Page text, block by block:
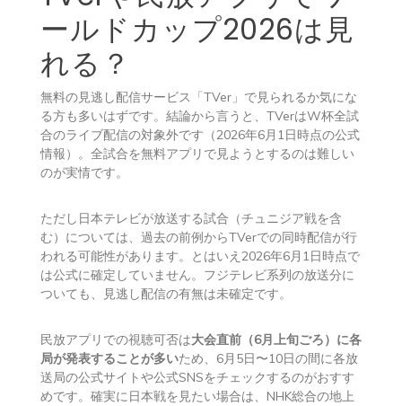
ールドカップ2026は見
れる？
無料の見逃し配信サービス「TVer」で見られるか気にな
る方も多いはずです。結論から言うと、TVerはW杯全試
合のライブ配信の対象外です（2026年6月1日時点の公式
情報）。全試合を無料アプリで見ようとするのは難しい
のが実情です。
ただし日本テレビが放送する試合（チュニジア戦を含
む）については、過去の前例からTVerでの同時配信が行
われる可能性があります。とはいえ2026年6月1日時点で
は公式に確定していません。フジテレビ系列の放送分に
ついても、見逃し配信の有無は未確定です。
民放アプリでの視聴可否は大会直前（6月上旬ごろ）に各
局が発表することが多いため、6月5日〜10日の間に各放
送局の公式サイトや公式SNSをチェックするのがおすす
めです。確実に日本戦を見たい場合は、NHK総合の地上